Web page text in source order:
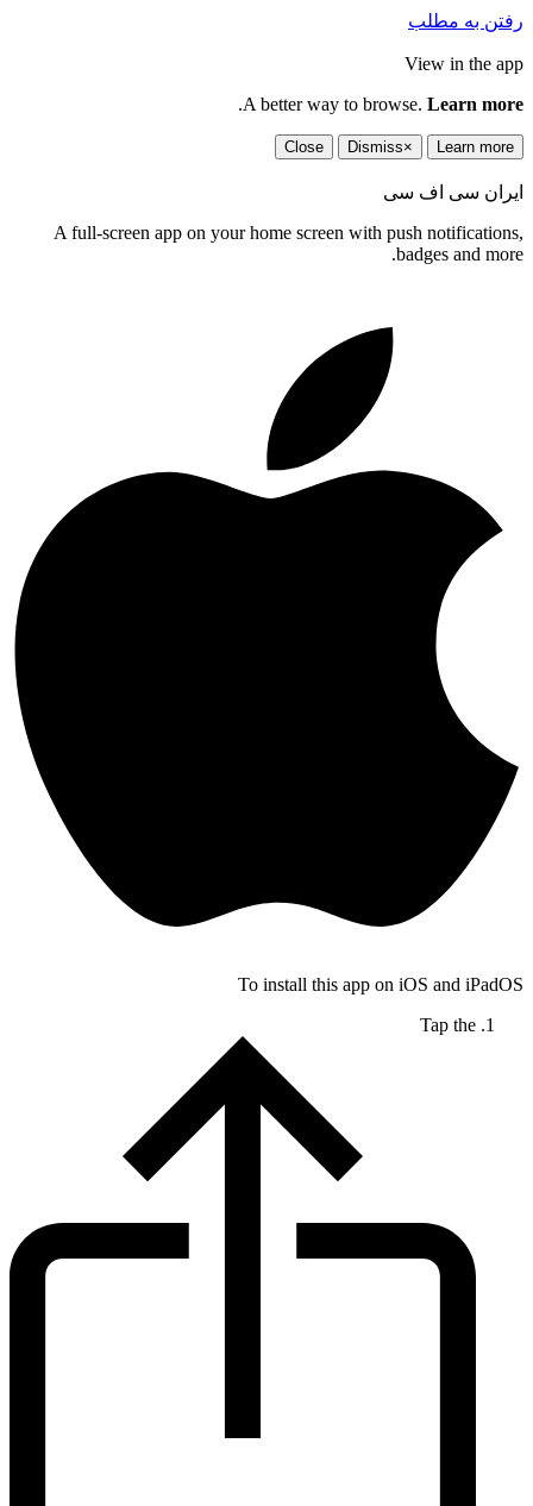
رفتن به مطلب
View in the app
A better way to browse. Learn more
.
Learn more
×
Dismiss
Close
ایران سی اف سی
A full-screen app on your home screen with push notifications,
badges and more.
To install this app on iOS and iPadOS
Tap the